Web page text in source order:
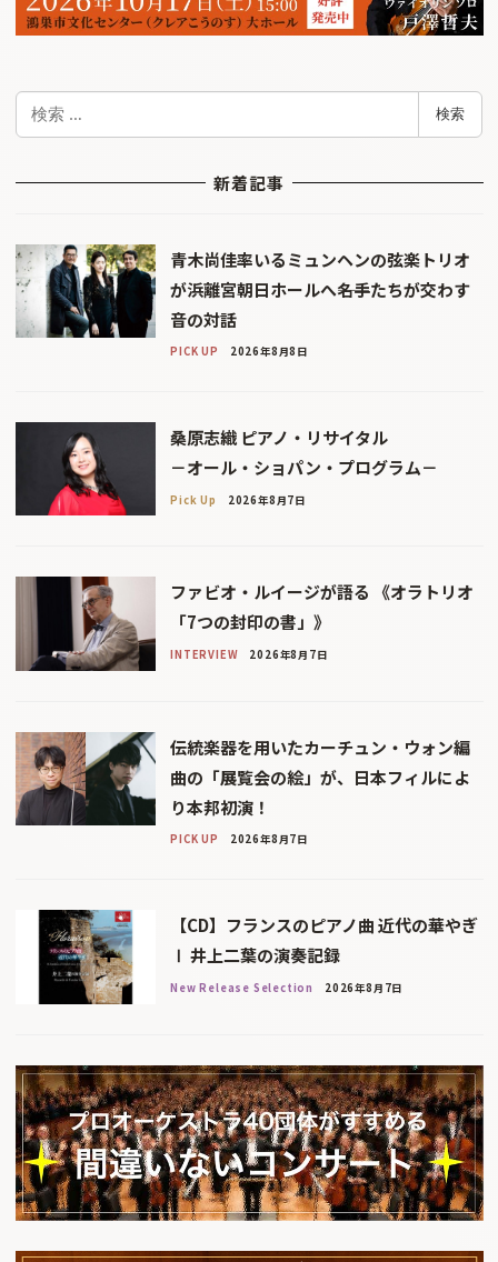
検
検索
新着記事
青木尚佳率いるミュンヘンの弦楽トリオ
が浜離宮朝日ホールへ――名手たちが交わす
音の対話
PICK UP 2026年8月8日
桑原志織 ピアノ・リサイタル
－オール・ショパン・プログラム－
Pick Up 2026年8月7日
ファビオ・ルイージが語る 《オラトリオ
「7つの封印の書」》
INTERVIEW 2026年8月7日
伝統楽器を用いたカーチュン・ウォン編
曲の「展覧会の絵」が、日本フィルによ
り本邦初演！
PICK UP 2026年8月7日
【CD】フランスのピアノ曲 近代の華やぎ
Ⅰ 井上二葉の演奏記録
New Release Selection 2026年8月7日